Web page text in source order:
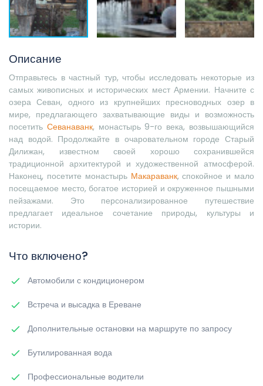
Описание
Отправьтесь в частный тур, чтобы исследовать некоторые из
самых живописных и исторических мест Армении. Начните с
озера Севан, одного из крупнейших пресноводных озер в
мире, предлагающего захватывающие виды и возможность
посетить Севанаванк, монастырь 9-го века, возвышающийся
над водой. Продолжайте в очаровательном городе Старый
Дилижан, известном своей хорошо сохранившейся
традиционной архитектурой и художественной атмосферой.
Наконец, посетите монастырь Макараванк, спокойное и мало
посещаемое место, богатое историей и окруженное пышными
пейзажами. Это персонализированное путешествие
предлагает идеальное сочетание природы, культуры и
истории.
Что включено?
Автомобили с кондиционером
Встреча и высадка в Ереване
Дополнительные остановки на маршруте по запросу
Бутилированная вода
Профессиональные водители